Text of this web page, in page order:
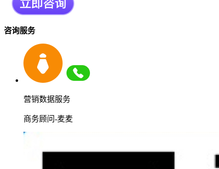
咨询服务
营销数据服务
商务顾问-麦麦